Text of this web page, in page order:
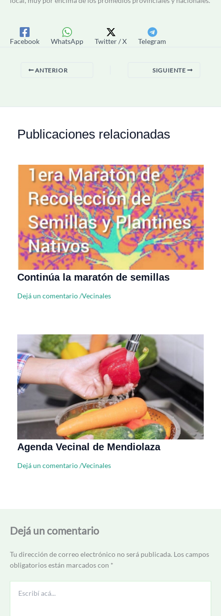
Facebook WhatsApp Twitter / X Telegram
ANTERIOR SIGUIENTE
Publicaciones relacionadas
Continúa la maratón de semillas
Dejá un comentario/Vecinales
Agenda Vecinal de Mendiolaza
Dejá un comentario/Vecinales
Dejá un comentario
Tu dirección de correo electrónico no será publicada. Los campos
obligatorios están marcados con *
acá...